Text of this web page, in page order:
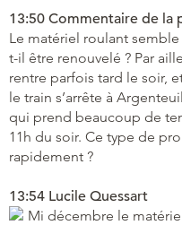
13:50 Commentaire de la
Le matériel roulant
t-il être renouvelé ? Par
rentre parfois tard le soir,
le train s’arrête à
qui prend beaucoup de
11h du soir. Ce type de
rapidement ?
13:54 Lucile Quessart
Mi décembre le